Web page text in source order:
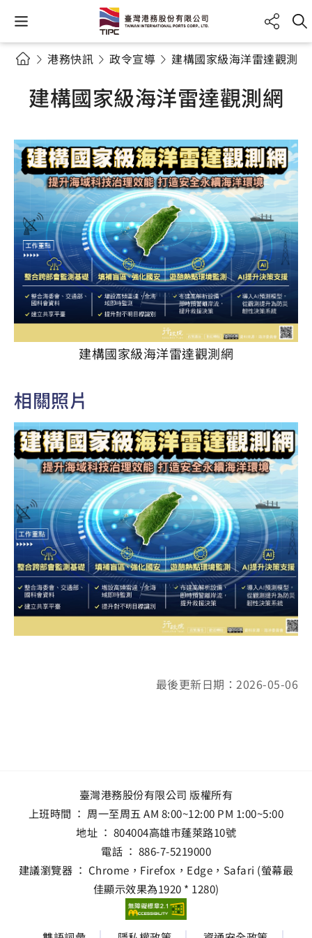
港務快訊 政令宣導 建構國家級海洋雷達觀測網
建構國家級海洋雷達觀測網
建構國家級海洋雷達觀測網
相關照片
最後更新日期：2026-05-06
臺灣港務股份有限公司 版權所有
上班時間 ： 周一至周五 AM 8:00~12:00 PM 1:00~5:00
地址 ： 804004高雄市蓬萊路10號
電話 ： 886-7-5219000
建議瀏覽器 ： Chrome，Firefox，Edge，Safari (螢幕最
佳顯示效果為1920 * 1280)